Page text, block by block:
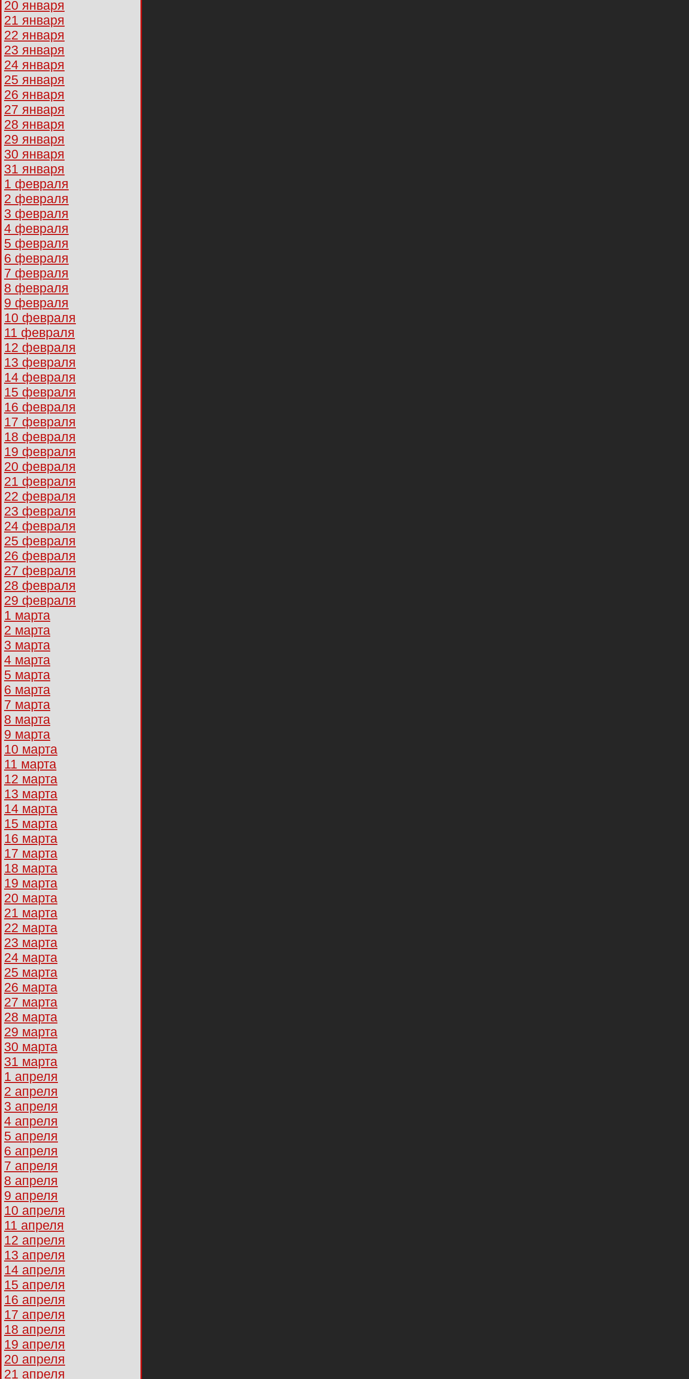
20 января
21 января
22 января
23 января
24 января
25 января
26 января
27 января
28 января
29 января
30 января
31 января
1 февраля
2 февраля
3 февраля
4 февраля
5 февраля
6 февраля
7 февраля
8 февраля
9 февраля
10 февраля
11 февраля
12 февраля
13 февраля
14 февраля
15 февраля
16 февраля
17 февраля
18 февраля
19 февраля
20 февраля
21 февраля
22 февраля
23 февраля
24 февраля
25 февраля
26 февраля
27 февраля
28 февраля
29 февраля
1 марта
2 марта
3 марта
4 марта
5 марта
6 марта
7 марта
8 марта
9 марта
10 марта
11 марта
12 марта
13 марта
14 марта
15 марта
16 марта
17 марта
18 марта
19 марта
20 марта
21 марта
22 марта
23 марта
24 марта
25 марта
26 марта
27 марта
28 марта
29 марта
30 марта
31 марта
1 апреля
2 апреля
3 апреля
4 апреля
5 апреля
6 апреля
7 апреля
8 апреля
9 апреля
10 апреля
11 апреля
12 апреля
13 апреля
14 апреля
15 апреля
16 апреля
17 апреля
18 апреля
19 апреля
20 апреля
21 апреля